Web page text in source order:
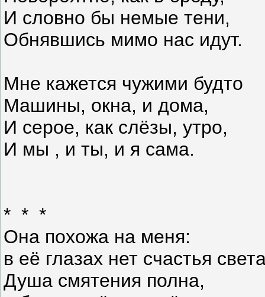
И словно бы немые тени,
Обнявшись мимо нас идут.
Мне кажется чужими будто
Машины, окна, и дома,
И серое, как слёзы, утро,
И мы , и ты, и я сама.
* * *
Она похожа на меня:
в её глазах нет счастья
Душа смятения полна,